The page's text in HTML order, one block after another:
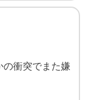
の衝突でまた嫌